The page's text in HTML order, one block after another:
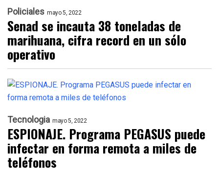
Policiales mayo 5, 2022
Senad se incauta 38 toneladas de
marihuana, cifra record en un sólo
operativo
Tecnologia mayo 5, 2022
ESPIONAJE. Programa PEGASUS puede
infectar en forma remota a miles de
teléfonos